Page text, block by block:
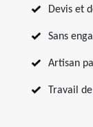
Devis et
Sans
Artisan
Travail